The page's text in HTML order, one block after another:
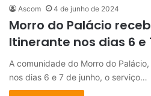
Ascom 4 de junho de 2024
Morro do Palácio
Itinerante nos dias 6 e
A comunidade do Morro do
nos dias 6 e 7 de junho, o serviço…